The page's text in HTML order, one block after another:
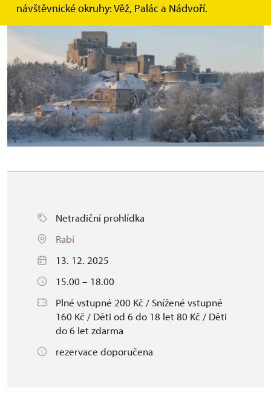
návštěvnické okruhy: Věž, Palác a Nádvoří.
Netradiční prohlídka
Rabí
13. 12. 2025
15.00 – 18.00
Plné vstupné 200 Kč / Snížené vstupné
160 Kč / Děti od 6 do 18 let 80 Kč / Děti
do 6 let zdarma
rezervace doporučena